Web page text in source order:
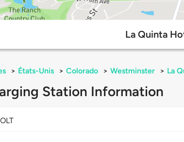
La Quinta
> États-Unis > Colorado > Westminster > La
Station Information